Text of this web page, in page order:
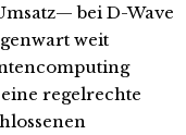
bei D-Wave
weit
regelrechte